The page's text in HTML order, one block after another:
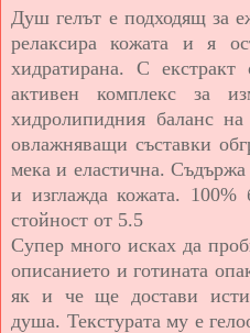
Душ гелът е подходящ за
релаксира кожата и я
хидратирана. С
активен комплекс за
хидролипидния баланс
овлажняващи съставки
мека и еластична.
и изглажда кожата.
стойност от 5.5
Супер много исках да
описанието и готината
як и че ще достави
душа. Текстурата му е